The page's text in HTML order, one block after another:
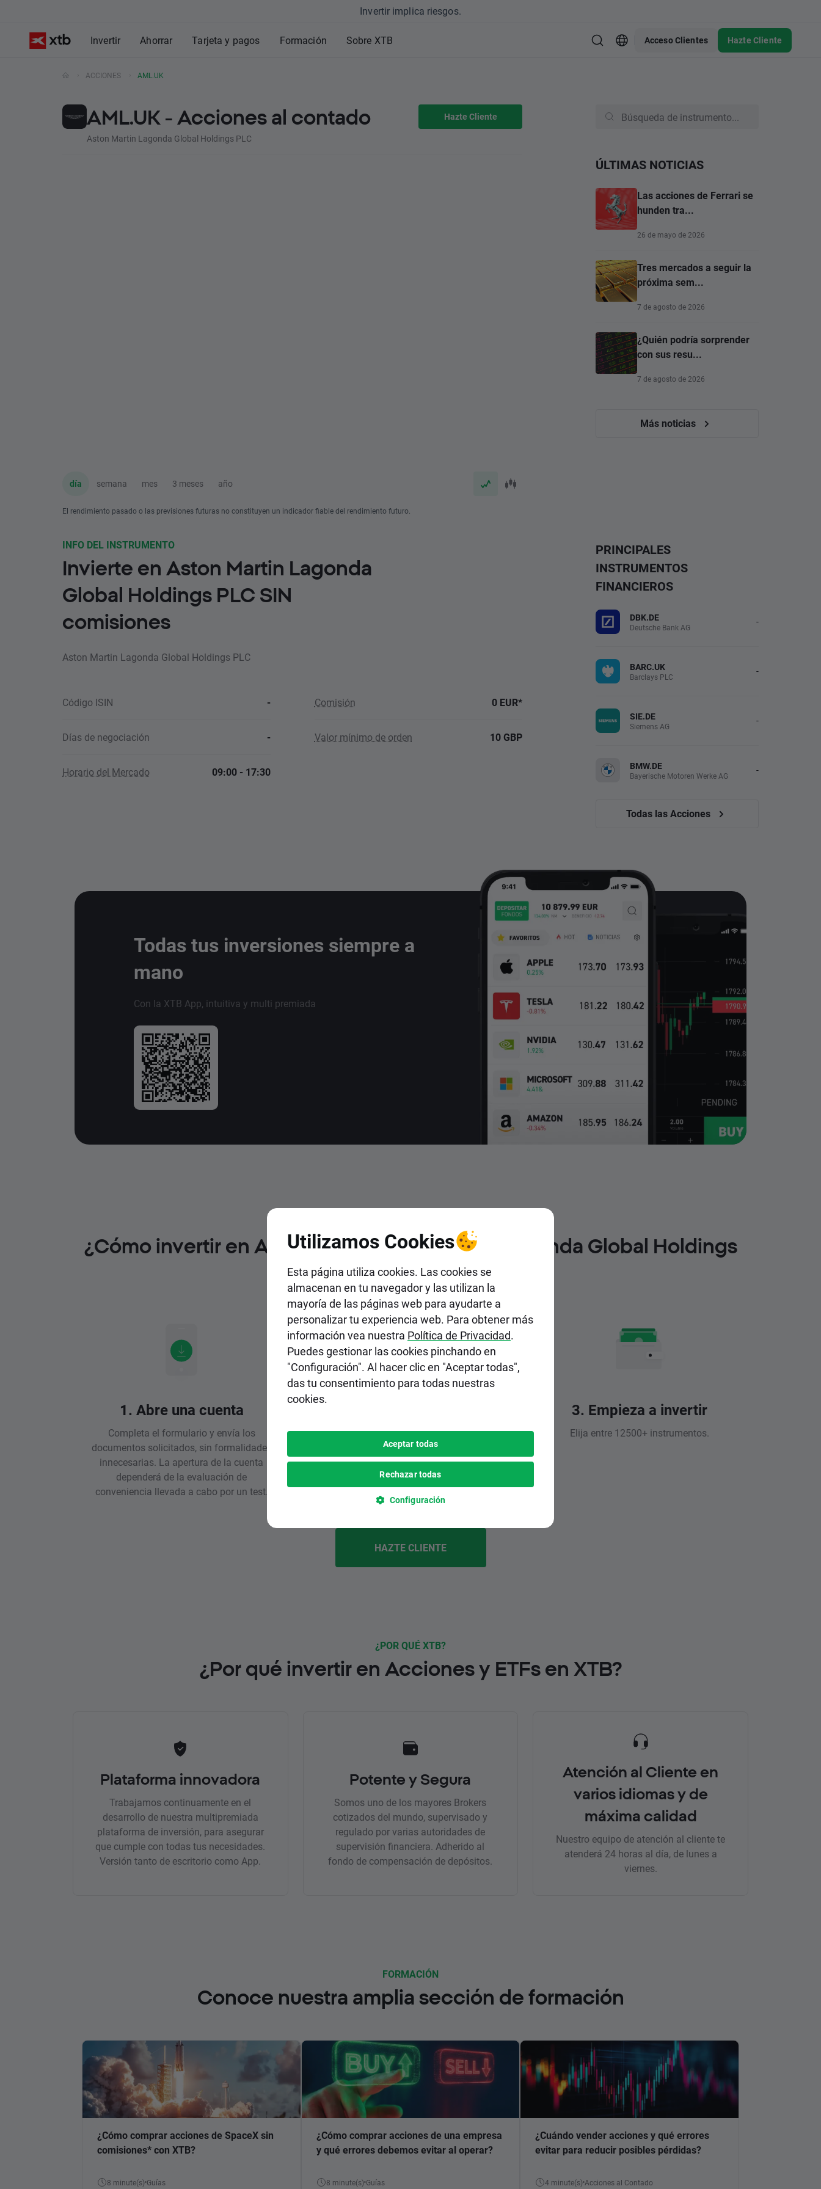
Invertir implica riesgos.
Invertir Ahorrar Tarjeta y pagos Formación Sobre XTB Acceso Clientes Hazte Cliente
ACCIONES AML.UK
AML.UK - Acciones al contado
Aston Martin Lagonda Global Holdings PLC
Hazte Cliente
día semana mes 3 meses año
El rendimiento pasado o las previsiones futuras no constituyen un indicador fiable del rendimiento futuro.
ÚLTIMAS NOTICIAS
Las acciones de Ferrari se
hunden tra...
26 de mayo de 2026
Tres mercados a seguir la
próxima sem...
7 de agosto de 2026
¿Quién podría sorprender
con sus resu...
7 de agosto de 2026
Más noticias
INFO DEL INSTRUMENTO
Invierte en Aston Martin Lagonda
Global Holdings PLC SIN
comisiones
Aston Martin Lagonda Global Holdings PLC
Código ISIN - Comisión 0 EUR*
Días de negociación - Valor mínimo de orden 10 GBP
Horario del Mercado 09:00 - 17:30
PRINCIPALES
INSTRUMENTOS
FINANCIEROS
DBK.DE
Deutsche Bank AG -
BARC.UK
Barclays PLC -
SIE.DE
Siemens AG -
BMW.DE
Bayerische Motoren Werke AG -
Todas las Acciones
Todas tus inversiones siempre a
mano
Con la XTB App, intuitiva y multi premiada
¿Cómo invertir en Acciones de Aston Martin Lagonda Global Holdings
PLC en XTB?
1. Abre una cuenta
Completa el formulario y envía los
documentos solicitados, sin formalidades
innecesarias. La apertura de la cuenta
dependerá de la evaluación de
conveniencia llevada a cabo por un test.
Elige el método de depósito más
conveniente para ti entre varias opciones,
inlcuyendo pagos instantáneos y
gratuitos.
3. Empieza a invertir
Elija entre 12500+ instrumentos.
HAZTE CLIENTE
¿POR QUÉ XTB?
¿Por qué invertir en Acciones y ETFs en XTB?
Plataforma innovadora
Trabajamos continuamente en el
desarrollo de nuestra multipremiada
plataforma de inversión, para asegurar
que cumple con todas tus necesidades.
Versión tanto de escritorio como App.
Potente y Segura
Somos uno de los mayores Brokers
cotizados del mundo, supervisado y
regulado por varias autoridades de
supervisión financiera. Adherido al
fondo de compensación de depósitos.
Atención al Cliente en
varios idiomas y de
máxima calidad
Nuestro equipo de atención al cliente te
atenderá 24 horas al día, de lunes a
viernes.
FORMACIÓN
Conoce nuestra amplia sección de formación
¿Cómo comprar acciones de SpaceX sin
comisiones* con XTB?
8 minute(s) Guías
¿Cómo comprar acciones de una empresa
y qué errores debemos evitar al operar?
8 minute(s) Guías
¿Cuándo vender acciones y qué errores
evitar para reducir posibles pérdidas?
4 minute(s) Acciones al Contado
Utilizamos Cookies
Esta página utiliza cookies. Las cookies se
almacenan en tu navegador y las utilizan la
mayoría de las páginas web para ayudarte a
personalizar tu experiencia web. Para obtener más
información vea nuestra Política de Privacidad.
Puedes gestionar las cookies pinchando en
"Configuración". Al hacer clic en "Aceptar todas",
das tu consentimiento para todas nuestras
cookies.
Aceptar todas
Rechazar todas
Configuración